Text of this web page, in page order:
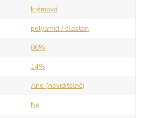
krémová
polyamid / elastan
86%
14%
Ano (neviditelně)
Ne